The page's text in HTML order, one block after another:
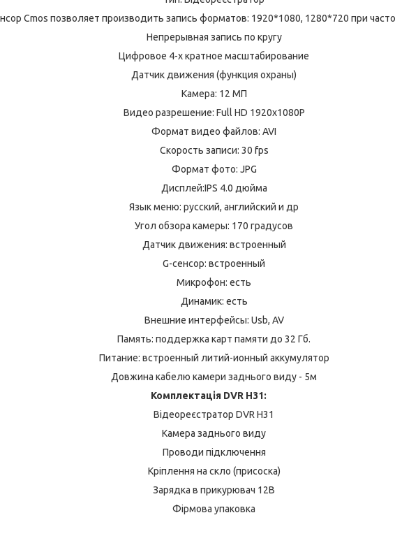
Cmos позволяет производить запись форматов: 1920*1080, 1280*720 при
Непрерывная запись по кругу
Цифровое 4-х кратное масштабирование
Датчик движения (функция охраны)
Камера: 12 МП
Видео разрешение: Full HD 1920x1080P
Формат видео файлов: AVI
Скорость записи: 30 fps
Формат фото: JPG
Дисплей:IPS 4.0 дюйма
Язык меню: русский, английский и др
Угол обзора камеры: 170 градусов
Датчик движения: встроенный
G-сенсор: встроенный
Микрофон: есть
Динамик: есть
Внешние интерфейсы: Usb, AV
Память: поддержка карт памяти до 32 Гб.
Питание: встроенный литий-ионный аккумулятор
Довжина кабелю камери заднього виду - 5м
Комплектація DVR H31:
Відеореєстратор DVR H31
Камера заднього виду
Проводи підключення
Кріплення на скло (присоска)
Зарядка в прикурювач 12В
Фірмова упаковка